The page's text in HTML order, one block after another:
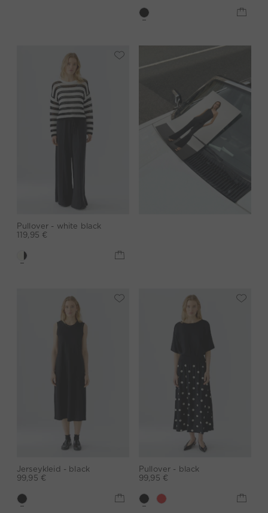
Pullover - white black
119,95 €
Jerseykleid - black
99,95 €
Pullover - black
99,95 €